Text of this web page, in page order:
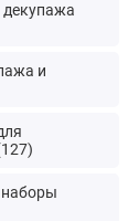
декупажа
и